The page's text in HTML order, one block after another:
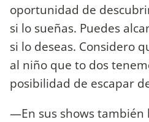
oportunidad de
si lo sueñas. Puedes
si lo deseas. Considero
al niño que to dos
posibilidad de escapar
—En sus shows también